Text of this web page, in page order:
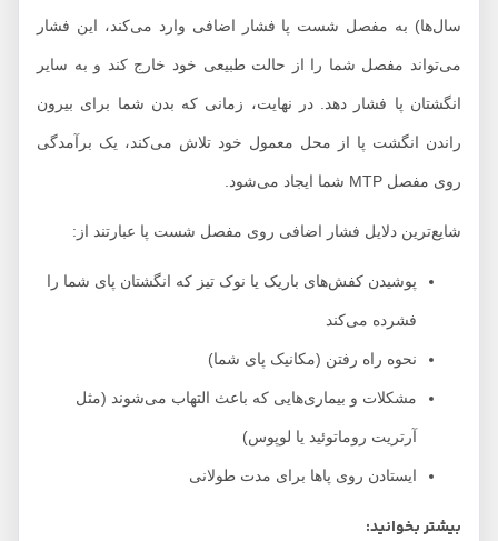
سال‌ها) به مفصل شست پا فشار اضافی وارد می‌کند، این فشار
می‌تواند مفصل شما را از حالت طبیعی خود خارج کند و به سایر
انگشتان پا فشار دهد. در نهایت، زمانی که بدن شما برای بیرون
راندن انگشت پا از محل معمول خود تلاش می‌کند، یک برآمدگی
روی مفصل MTP شما ایجاد می‌شود.
شایع‌ترین دلایل فشار اضافی روی مفصل شست پا عبارتند از:
پوشیدن کفش‌های باریک یا نوک تیز که انگشتان پای شما را
فشرده می‌کند
نحوه راه رفتن (مکانیک پای شما)
مشکلات و بیماری‌هایی که باعث التهاب می‌شوند (مثل
آرتریت روماتوئید یا لوپوس)
ایستادن روی پاها برای مدت طولانی
بیشتر بخوانید: